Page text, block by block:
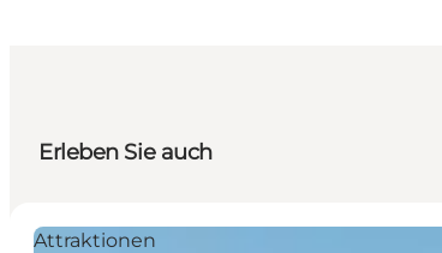
Erleben Sie auch
Attraktionen